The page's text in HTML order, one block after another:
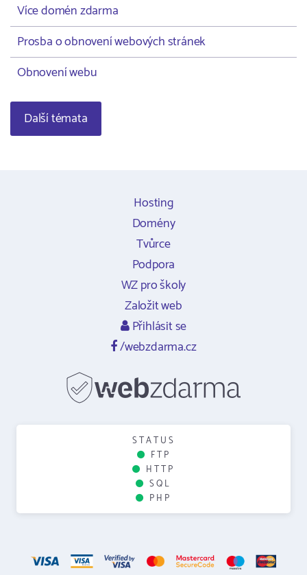
Více domén zdarma
Prosba o obnovení webových stránek
Obnovení webu
Další témata
Hosting
Domény
Tvůrce
Podpora
WZ pro školy
Založit web
Přihlásit se
/webzdarma.cz
STATUS
FTP
HTTP
SQL
PHP